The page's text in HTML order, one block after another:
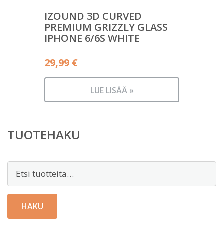
IZOUND 3D CURVED
PREMIUM GRIZZLY GLASS
IPHONE 6/6S WHITE
29,99 €
LUE LISÄÄ »
TUOTEHAKU
Etsi:
HAKU